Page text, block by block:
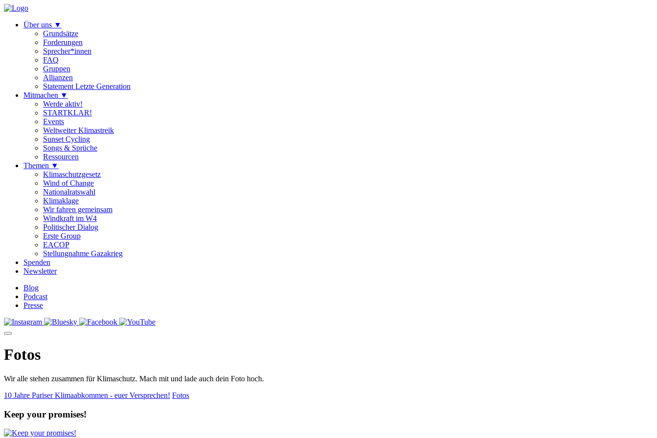
Über uns ▼
Grundsätze
Forderungen
Sprecher*innen
FAQ
Gruppen
Allianzen
Statement Letzte Generation
Mitmachen ▼
Werde aktiv!
STARTKLAR!
Events
Weltweiter Klimastreik
Sunset Cycling
Songs & Sprüche
Ressourcen
Themen ▼
Klimaschutzgesetz
Wind of Change
Nationalratswahl
Klimaklage
Wir fahren gemeinsam
Windkraft im W4
Politischer Dialog
Erste Group
EACOP
Stellungnahme Gazakrieg
Spenden
Newsletter
Blog
Podcast
Presse
Fotos
Wir alle stehen zusammen für Klimaschutz. Mach mit und lade auch dein Foto hoch.
10 Jahre Pariser Klimaabkommen - euer Versprechen! Fotos
Keep your promises!